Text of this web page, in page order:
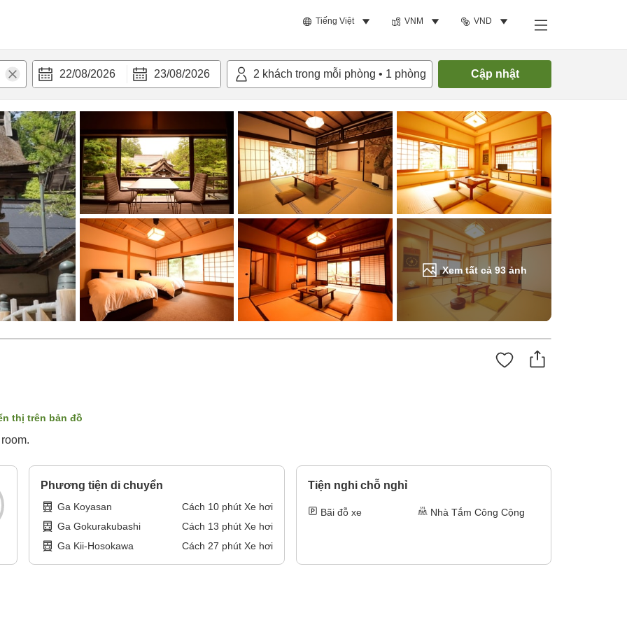
Tiếng Việt VNM VND
22/08/2026 23/08/2026 2 khách trong mỗi phòng • 1 phòng Cập nhật
Xem tất cả93ảnh
nghi Tìm phòng trống
thị trên bản đồ
Phương tiện di chuyển
Ga Koyasan Cách 10phút Xe hơi
Ga Gokurakubashi
Cách 13 phút Xe hơi
Ga Kii-Hosokawa
Cách 27 phút Xe hơi
Tiện nghi chỗ nghỉ
Bãi đỗ xe Nhà Tắm Công Cộng